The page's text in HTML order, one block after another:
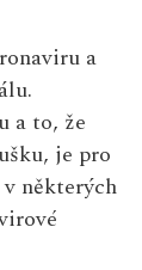
a
a to, že
je pro
některých